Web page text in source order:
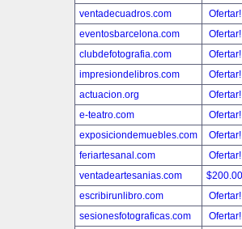
ventadecuadros.com
eventosbarcelona.com
clubdefotografia.com
impresiondelibros.com
actuacion.org
e-teatro.com
exposiciondemuebles.com
feriartesanal.com
ventadeartesanias.com
escribirunlibro.com
sesionesfotograficas.com